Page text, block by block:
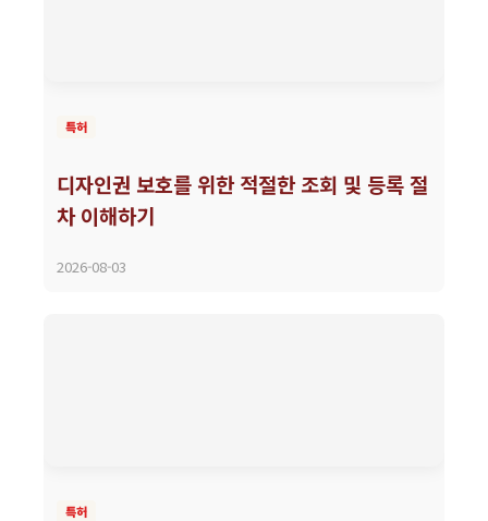
특허
디자인권 보호를 위한 적절한 조회 및 등록 절
차 이해하기
2026-08-03
특허